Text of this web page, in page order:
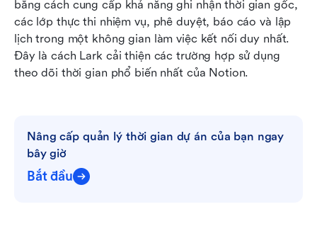
bằng cách cung cấp khả năng ghi nhận thời gian gốc,
các lớp thực thi nhiệm vụ, phê duyệt, báo cáo và lập
lịch trong một không gian làm việc kết nối duy nhất.
Đây là cách Lark cải thiện các trường hợp sử dụng
theo dõi thời gian phổ biến nhất của Notion.
Nâng cấp quản lý thời gian dự án của bạn ngay
bây giờ
Bắt đầu